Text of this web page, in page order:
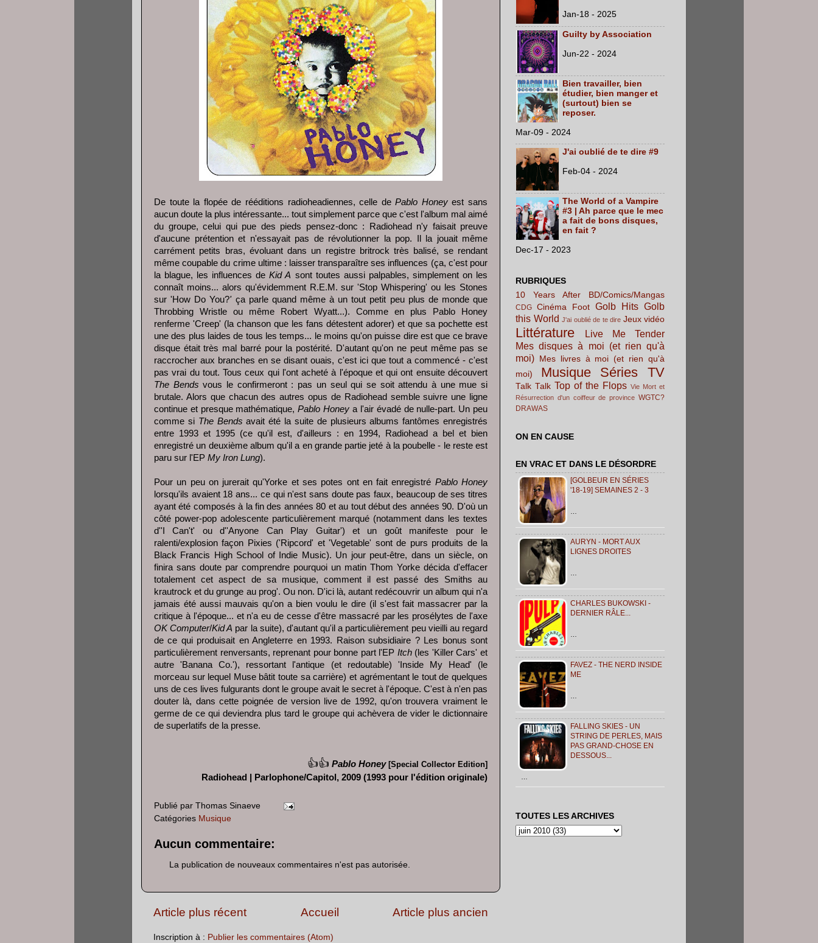
De toute la flopée de rééditions radioheadiennes, celle dePablo Honeyest sans
aucun doute la plus intéressante... tout simplement parce que c'est l'album mal aimé
du groupe, celui qui pue des pieds pensez-donc : Radiohead n'y faisait preuve
d'aucune prétention et n'essayait pas de révolutionner la pop. Il la jouait même
carrément petits bras, évoluant dans un registre britrock très balisé, se rendant
même coupable du crime ultime : laisser transparaître ses influences (ça, c'est pour
la blague, les influences deKid A sont toutes aussi palpables, simplement on les
connaît moins... alors qu'évidemment R.E.M. sur 'Stop Whispering' ou les Stones
sur 'How Do You?'ça parle quand même à un tout petit peu plus de monde que
Throbbing Wristle ou même Robert Wyatt...). Comme en plus Pablo Honey
renferme 'Creep' (la chanson que les fans détestent adorer) et que sa pochette est
une des plus laides de tous les temps... le moins qu'on puisse dire est que ce brave
disque était très mal barré pour la postérité. D'autant qu'on ne peut même pas se
raccrocher aux branches en se disant ouais, c'est ici que tout a commencé - c'est
pas vrai du tout. Tous ceux qui l'ont acheté à l'époque et qui ont ensuite découvert
The Bends vous le confirmeront : pas un seul qui se soit attendu à une mue si
brutale. Alors que chacun des autres opus de Radiohead semble suivre une ligne
continue et presque mathématique,Pablo Honey a l'air évadé de nulle-part. Un peu
comme si The Bends avait été la suite de plusieurs albums fantômes enregistrés
entre 1993 et 1995 (ce qu'il est, d'ailleurs : en 1994, Radiohead a bel et bien
enregistré un deuxième album qu'il a en grande partie jeté à la poubelle - le reste est
paru sur l'EP My Iron Lung).
Pour un peu on jurerait qu'Yorke et ses potes ont en fait enregistré Pablo Honey
lorsqu'ils avaient 18 ans... ce qui n'est sans doute pas faux, beaucoup de ses titres
ayant été composés à la fin des années 80 et au tout début des années 90. D'où un
côté power-pop adolescente particulièrement marqué (notamment dans les textes
d''I Can't' ou d''Anyone Can Play Guitar') et un goût manifeste pour le
ralenti/explosion façon Pixies ('Ripcord' et 'Vegetable' sont de purs produits de la
Black Francis High School of Indie Music). Un jour peut-être, dans un siècle, on
finira sans doute par comprendre pourquoi un matin Thom Yorke décida d'effacer
totalement cet aspect de sa musique, comment il est passé des Smiths au
krautrock et du grunge au prog'. Ou non. D'ici là, autant redécouvrir un album qui n'a
jamais été aussi mauvais qu'on a bien voulu le dire (il s'est fait massacrer par la
critique à l'époque... et n'a eu de cesse d'être massacré par les prosélytes de l'axe
OK Computer/Kid A par la suite), d'autant qu'il a particulièrement peu vieilli au regard
de ce qui produisait en Angleterre en 1993. Raison subsidiaire ? Les bonus sont
particulièrement renversants, reprenant pour bonne part l'EP Itch(les 'Killer Cars' et
autre 'Banana Co.'), ressortant l'antique (et redoutable) 'Inside My Head' (le
morceau sur lequel Muse bâtit toute sa carrière) et agrémentant le tout de quelques
uns de ces lives fulgurants dont le groupe avait le secret à l'époque. C'est à n'en pas
douter là, dans cette poignée de version live de 1992, qu'on trouvera vraiment le
germe de ce qui deviendra plus tard le groupe qui achèvera de vider le dictionnaire
de superlatifs de la presse.
👍👍 Pablo Honey [Special Collector Edition]
Radiohead | Parlophone/Capitol, 2009 (1993 pour l'édition originale)
Publié par Thomas Sinaeve
Catégories Musique
Aucun commentaire:
La publication de nouveaux commentaires n'est pas autorisée.
Article plus récent Article plus ancien
Accueil
Inscription à : Publier les commentaires (Atom)
Jan-18 - 2025
Guilty by Association
Jun-22 - 2024
Bien travailler, bien
étudier, bien manger et
(surtout) bien se
reposer.
Mar-09 - 2024
J'ai oublié de te dire #9
Feb-04 - 2024
The World of a Vampire
#3 | Ah parce que le mec
a fait de bons disques,
en fait ?
Dec-17 - 2023
RUBRIQUES
10 Years After
BD/Comics/Mangas
CDG Cinéma Foot Golb Hits Golb
this World J'ai oublié de te dire Jeux vidéo
Littérature
Live Me Tender
Mes disques à moi (et rien qu'à
moi) Mes livres à moi (et rien qu'à
moi)
Musique Séries TV
Talk Talk Top of the Flops Vie Mort et
Résurrection d'un coiffeur de province WGTC?
DRAWAS
ON EN CAUSE
EN VRAC ET DANS LE DÉSORDRE
[GOLBEUR EN SÉRIES
'18-19] SEMAINES 2 - 3
AURYN - MORT AUX
LIGNES DROITES
CHARLES BUKOWSKI -
DERNIER RÂLE...
FAVEZ - THE NERD INSIDE
ME
FALLING SKIES - UN
STRING DE PERLES, MAIS
PAS GRAND-CHOSE EN
DESSOUS...
TOUTES LES ARCHIVES